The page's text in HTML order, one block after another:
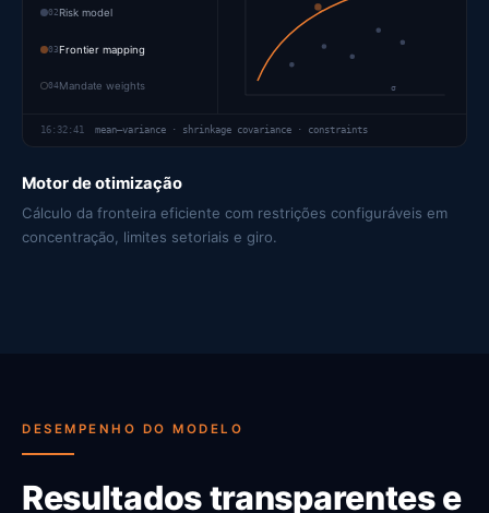
02 Risk model
03Frontier mapping
04Mandate weights σ
16:32:41 mean–variance · shrinkage covariance · constraints
Motor de otimização
Cálculo da fronteira eficiente com restrições configuráveis em
concentração, limites setoriais e giro.
DESEMPENHO DO MODELO
Resultados transparentes e